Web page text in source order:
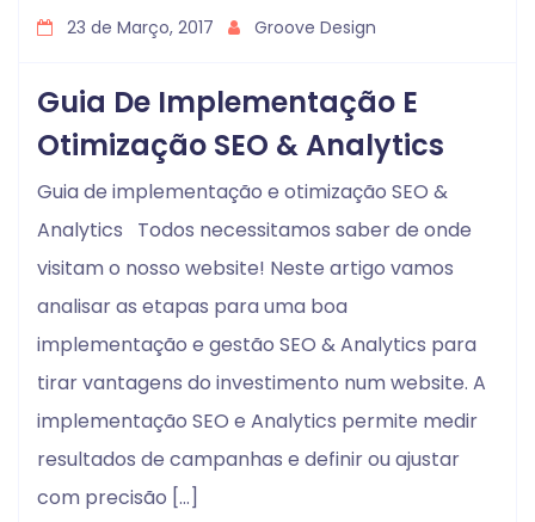
23 de Março, 2017 Groove Design
Guia De Implementação E
Otimização SEO & Analytics
Guia de implementação e otimização SEO &
Analytics Todos necessitamos saber de onde
visitam o nosso website! Neste artigo vamos
analisar as etapas para uma boa
implementação e gestão SEO & Analytics para
tirar vantagens do investimento num website. A
implementação SEO e Analytics permite medir
resultados de campanhas e definir ou ajustar
com precisão […]